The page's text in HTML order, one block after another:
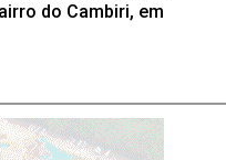
do Cambiri, em